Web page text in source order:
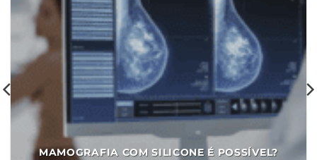
MAMOGRAFIA COM SILICONE É POSSÍVEL?